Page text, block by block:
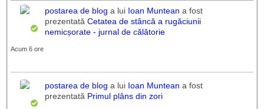
postarea de blog a lui Ioan Muntean a fost
prezentată Cetatea de stâncă a rugăciunii
nemicșorate - jurnal de călătorie
Acum 6 ore
postarea de blog a lui Ioan Muntean a fost
prezentată Primul plâns din zori